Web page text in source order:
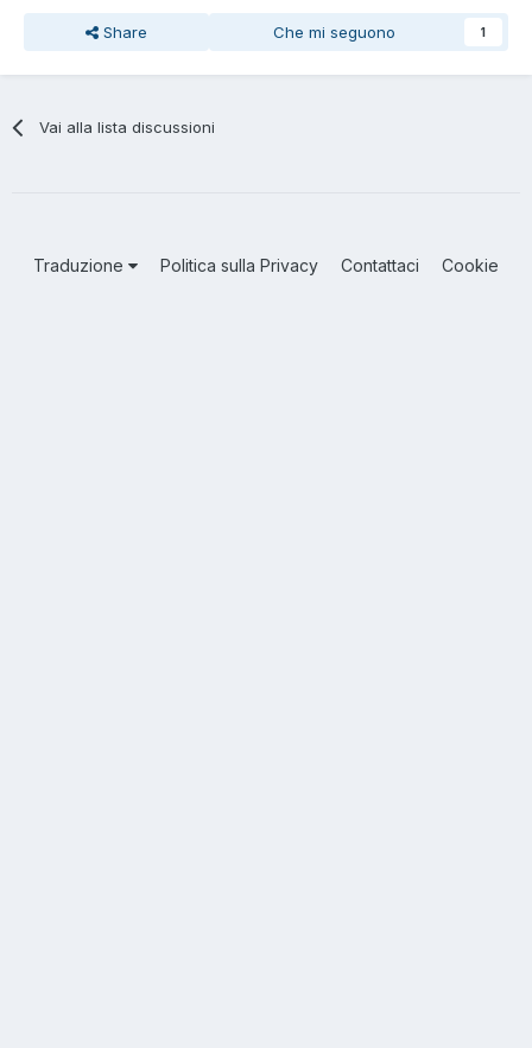
Share Che mi seguono 1
Vai alla lista discussioni
Traduzione Politica sulla Privacy Contattaci Cookie